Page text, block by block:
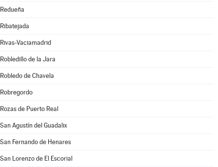
Redueña
Ribatejada
Rivas-Vaciamadrid
Robledillo de la Jara
Robledo de Chavela
Robregordo
Rozas de Puerto Real
San Agustín del Guadalix
San Fernando de Henares
San Lorenzo de El Escorial